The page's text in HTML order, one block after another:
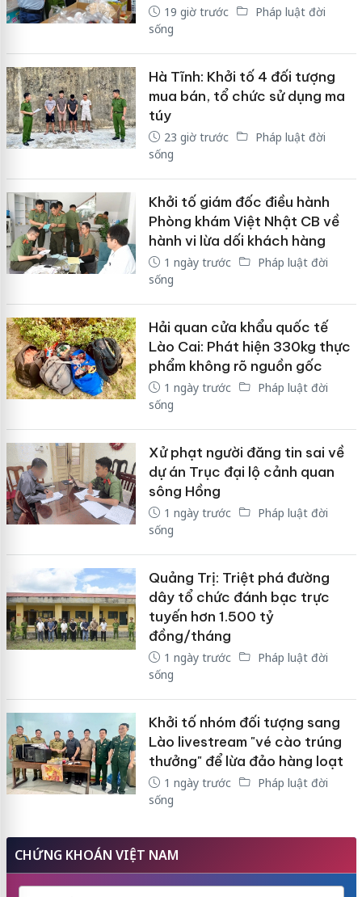
19 giờ trước
Pháp luật đời
sống
Hà Tĩnh: Khởi tố 4 đối tượng
mua bán, tổ chức sử dụng ma
túy
23 giờ trước
Pháp luật đời
sống
Khởi tố giám đốc điều hành
Phòng khám Việt Nhật CB về
hành vi lừa dối khách hàng
1 ngày trước
Pháp luật đời
sống
Hải quan cửa khẩu quốc tế
Lào Cai: Phát hiện 330kg thực
phẩm không rõ nguồn gốc
1 ngày trước
Pháp luật đời
sống
Xử phạt người đăng tin sai về
dự án Trục đại lộ cảnh quan
sông Hồng
1 ngày trước
Pháp luật đời
sống
Quảng Trị: Triệt phá đường
dây tổ chức đánh bạc trực
tuyến hơn 1.500 tỷ
đồng/tháng
1 ngày trước
Pháp luật đời
sống
Khởi tố nhóm đối tượng sang
Lào livestream "vé cào trúng
thưởng" để lừa đảo hàng loạt
1 ngày trước
Pháp luật đời
sống
CHỨNG KHOÁN VIỆT NAM